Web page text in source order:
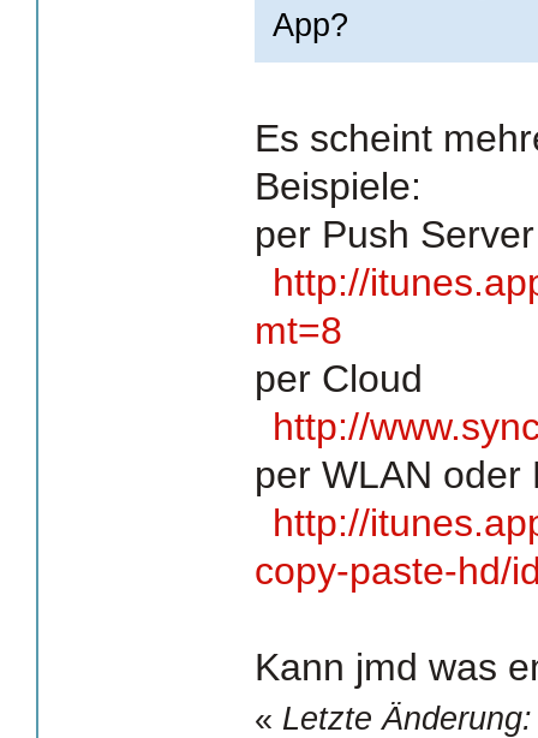
App?
Es scheint
Beispiele:
per Push Server
http://
mt=8
per Cloud
http://
per WLAN oder
http://
copy-paste-hd/
Kann jmd was
« Letzte